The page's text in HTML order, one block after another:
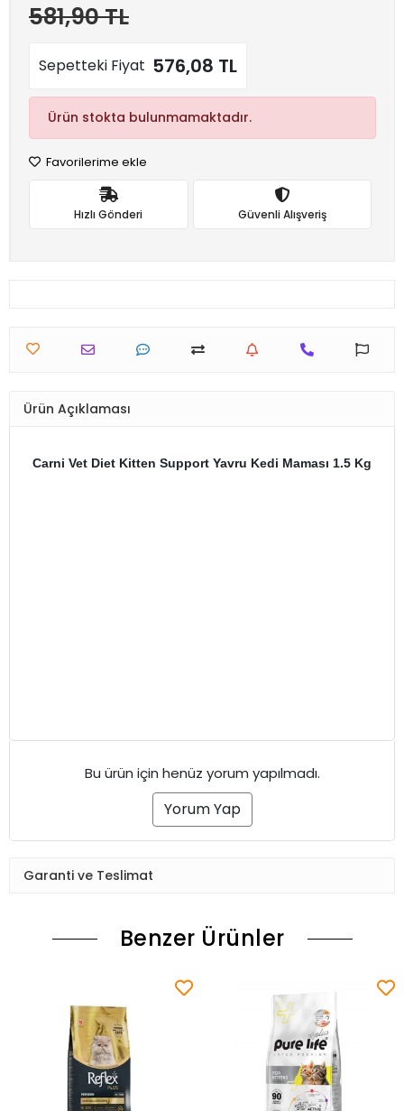
581,90 TL
Sepetteki Fiyat 576,08 TL
Ürün stokta bulunmamaktadır.
Favorilerime ekle
Hızlı Gönderi Güvenli Alışveriş
Ürün Açıklaması
Carni Vet Diet Kitten Support Yavru Kedi Maması 1.5 Kg
Bu ürün için henüz yorum yapılmadı.
Yorum Yap
Garanti ve Teslimat
Benzer Ürünler